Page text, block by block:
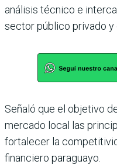
análisis técnico e
sector público privado y
Señaló que el objetivo
mercado local las
fortalecer la
financiero paraguayo.